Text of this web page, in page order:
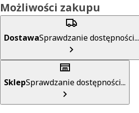
Możliwości zakupu
DostawaSprawdzanie dostępności...
SklepSprawdzanie dostępności...